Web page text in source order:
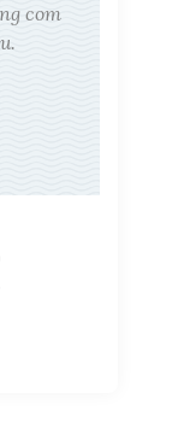
com